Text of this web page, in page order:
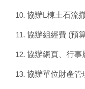
協辦L棟土石流
協辦組經費 (預
協辦網頁、行事
協辦單位財產管